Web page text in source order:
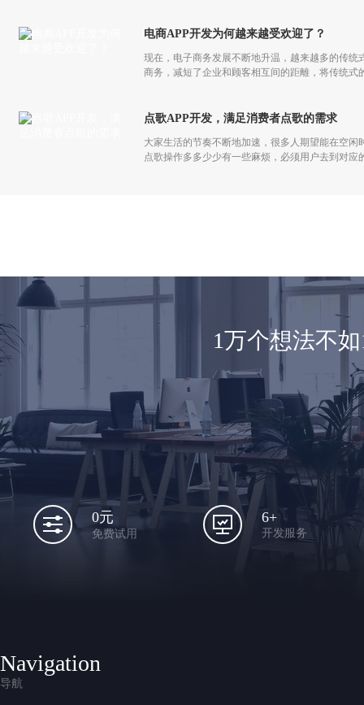
电商APP开发为何越来越受欢迎了？
现在，电子商务发展不断地升温，越来越多的传
商务，减短了企业和顾客相互间的距離，将传统
点歌APP开发，满足消费者点歌的需求
大家生活的节奏不断地加速，很多人期望能在空
点歌操作多多少少有一些麻烦，必须用户去到对
1万个想法不
0元
免费试用
6+
开发服务
Navigation
导航